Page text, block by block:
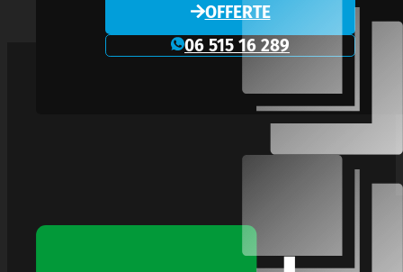
OFFERTE
06 515 16 289